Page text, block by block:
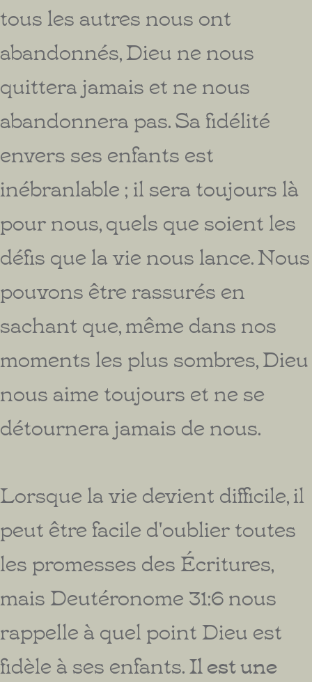
tous les autres nous ont
abandonnés, Dieu ne nous
quittera jamais et ne nous
abandonnera pas. Sa fidélité
envers ses enfants est
inébranlable ; il sera toujours là
pour nous, quels que soient les
défis que la vie nous lance. Nous
pouvons être rassurés en
sachant que, même dans nos
moments les plus sombres, Dieu
nous aime toujours et ne se
détournera jamais de nous.
Lorsque la vie devient difficile, il
peut être facile d'oublier toutes
les promesses des Écritures,
mais Deutéronome 31:6 nous
rappelle à quel point Dieu est
fidèle à ses enfants.Il est une